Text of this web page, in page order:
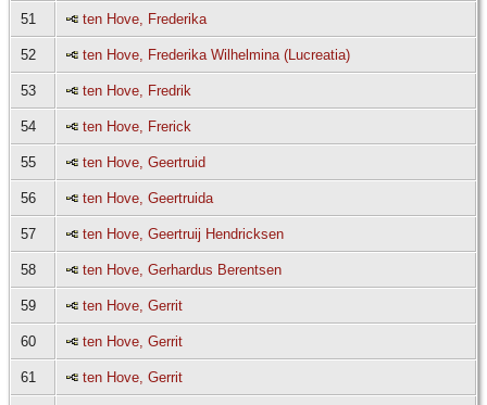
51 ten Hove, Frederika
52 ten Hove, Frederika Wilhelmina (Lucreatia)
53 ten Hove, Fredrik
54 ten Hove, Frerick
55 ten Hove, Geertruid
56 ten Hove, Geertruida
57 ten Hove, Geertruij Hendricksen
58 ten Hove, Gerhardus Berentsen
59 ten Hove, Gerrit
60 ten Hove, Gerrit
61 ten Hove, Gerrit